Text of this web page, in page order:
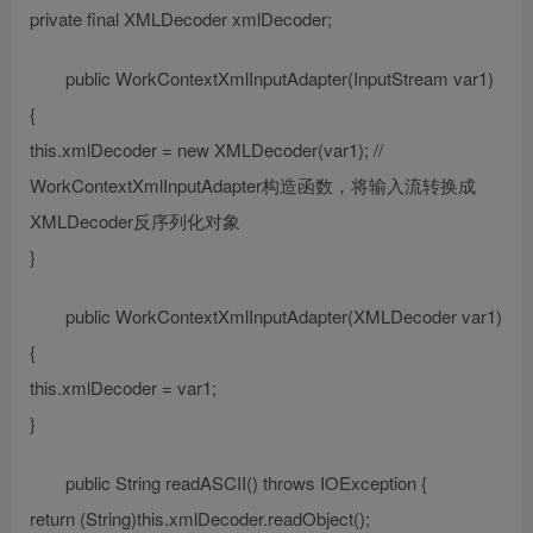
private final XMLDecoder xmlDecoder;
public WorkContextXmlInputAdapter(InputStream var1)
{
this.xmlDecoder = new XMLDecoder(var1); //
WorkContextXmlInputAdapter构造函数，将输入流转换成
XMLDecoder反序列化对象
}
public WorkContextXmlInputAdapter(XMLDecoder var1)
{
this.xmlDecoder = var1;
}
public String readASCII() throws IOException {
return (String)this.xmlDecoder.readObject();